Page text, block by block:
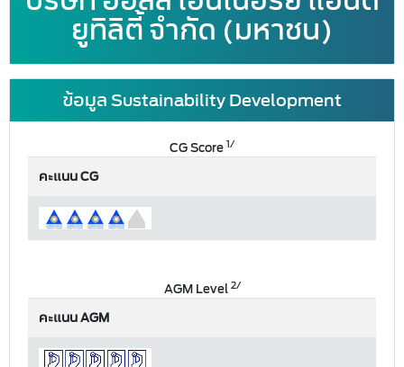
ยูทิลิตี้ จำกัด (มหาชน)
ข้อมูล Sustainability Development
CG Score1/
คะแนน CG
AGM Level2/
คะแนน AGM